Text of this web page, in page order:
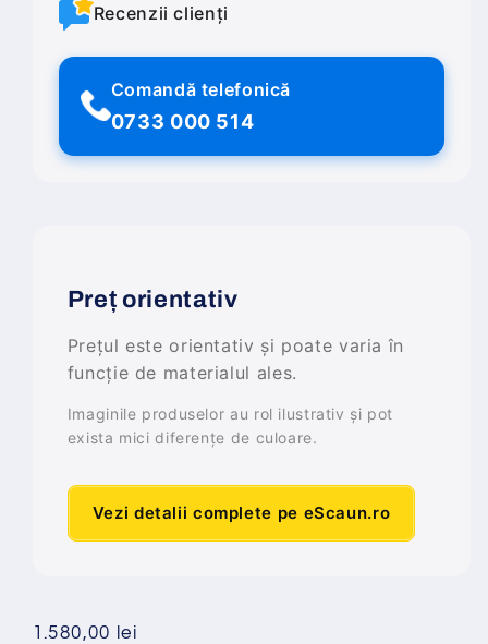
Recenzii clienți
Comandă telefonică
0733 000 514
Preț orientativ
Prețul este orientativ și poate varia în
funcție de materialul ales.
Imaginile produselor au rol ilustrativ și pot
exista mici diferențe de culoare.
Vezi detalii complete pe eScaun.ro
Preț
1.580,00 lei